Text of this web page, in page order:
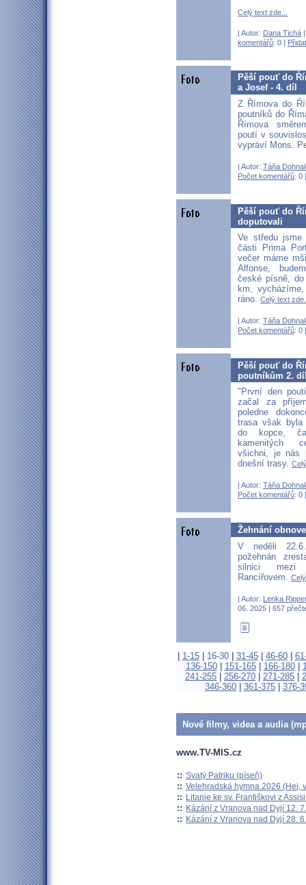
Celý text zde...
| Autor: Dana Tichá
komentářů: 0 |
Pěší pouť do
a Josef - 4. díl
Z Římova do
poutníků do
Římova
poutí v
vypráví Mons.
| Autor: Táňa
Počet komentářů: 0
Pěší pouť do
doputovali
Ve středu
části Prima
večer máme
Alfonse,
české písně,
km,
ráno. Celý text
| Autor: Táňa
Počet komentářů: 0
Pěší pouť do
poutníkům 2.
"První den
začal za
poledne
trasa však byla
do kopce,
kamenitých
všichni, je nás
dnešní trasy.
| Autor: Táňa
Počet komentářů: 0
Žehnání
V neděli
požehnán
silnici mezi
Rancířovem.
| Autor: Lenka
06. 2025 | 657
1-15| 16-30| 31-45| 46-60|
136-150| 151-165| 166-180|
241-255
256-270 271-285
346-360| 361-375| 376-
Nové filmy, videa a audia
www.TV-MIS.cz
:: Svatý Patriku (píseň)
:: Velehradská hymna 2026 (Hej,
:: Litanie ke sv. Františkovi z
:: Kázání z Vranova nad Dyjí 12.
:: Kázání z Vranova nad Dyjí 28.